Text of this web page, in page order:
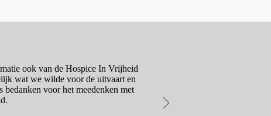
ook van de Hospice In Vrijheid
wat we wilde voor de uitvaart en
bedanken voor het meedenken met